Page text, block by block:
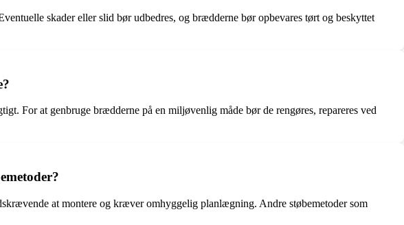
skader eller slid bør udbedres, og brædderne bør opbevares tørt og beskyttet
For at genbruge brædderne på en miljøvenlig måde bør de rengøres, repareres ved
at montere og kræver omhyggelig planlægning. Andre støbemetoder som